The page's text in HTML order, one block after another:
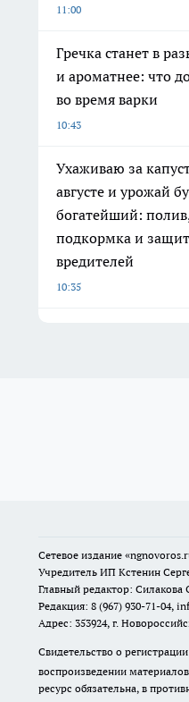
11:00
Гречка станет в
и ароматнее: что
во время варки
10:43
Ухаживаю за
августе и урожай
богатейший:
подкормка и
вредителей
10:35
Сетевое издание
Учредитель ИП Кстенин
Главный редактор: Силакова
Редакция: 8 (967) 930-71-04,
Адрес: 353924, г.
Свидетельство о
воспроизведении
ресурс обязательна, в